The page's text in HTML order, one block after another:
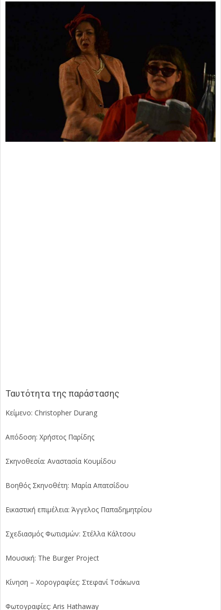
Ταυτότητα της παράστασης
Κείμενο: Christopher Durang
Απόδοση: Χρήστος Παρίδης
Σκηνοθεσία: Αναστασία Κουμίδου
Βοηθός Σκηνοθέτη: Μαρία Απατσίδου
Εικαστική επιμέλεια: Άγγελος Παπαδημητρίου
Σχεδιασμός Φωτισμών: Στέλλα Κάλτσου
Μουσική: The Burger Project
Κίνηση – Χορογραφίες: Στεφανί Τσάκωνα
Φωτογραφίες: Aris Hathaway